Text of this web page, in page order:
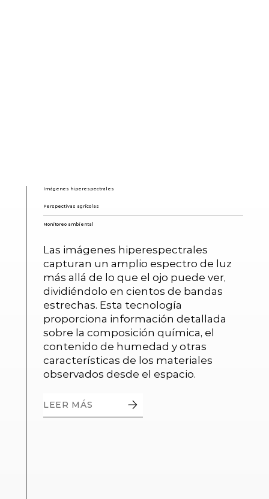
Imágenes hiperespectrales
Perspectivas agrícolas
Monitoreo ambiental
Las imágenes hiperespectrales
capturan un amplio espectro de luz
más allá de lo que el ojo puede ver,
dividiéndolo en cientos de bandas
estrechas. Esta tecnología
proporciona información detallada
sobre la composición química, el
contenido de humedad y otras
características de los materiales
observados desde el espacio.
LEER MÁS